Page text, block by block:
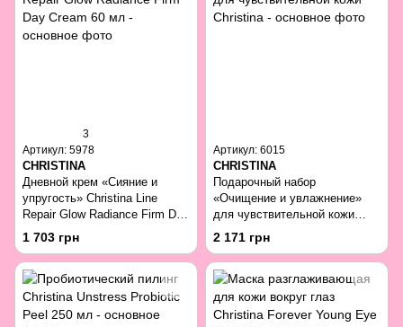
3
Артикул: 5978
CHRISTINA
Дневной крем «Сияние и
упругость» Christina Line
Repair Glow Radiance Firm Day
Cream 60 мл
1 703 грн
Артикул: 6015
CHRISTINA
Подарочный набор
«Очищение и увлажнение»
для чувствительной кожи
Christina
2 171 грн